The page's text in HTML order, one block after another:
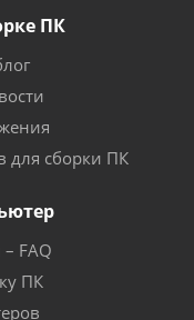
ПК
для сборки ПК
FAQ
ПК